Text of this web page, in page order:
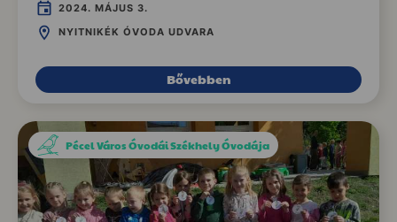
2024. MÁJUS 3.
NYITNIKÉK ÓVODA UDVARA
Bővebben
Pécel Város Óvodái Székhely Óvodája